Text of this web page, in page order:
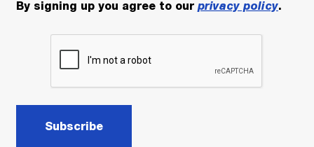
By signing up you agree to our privacy policy.
Subscribe